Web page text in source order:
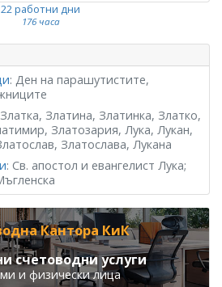
22 работни дни
176 часа
: Ден на парашутистите,
Златина, Златинка, Златко,
Златозария, Лука, Лукан,
Златослава, Лукана
: Св. апостол и евангелист Лука;
Кантора КиК
счетоводни услуги
и физически лица